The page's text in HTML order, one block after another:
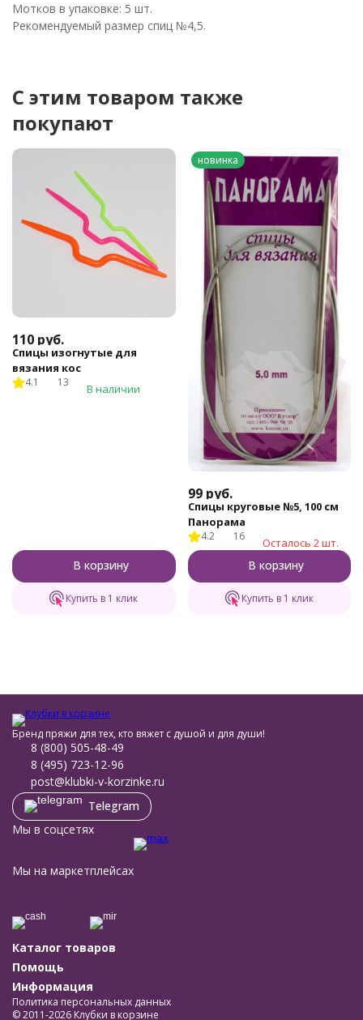
Мотков в упаковке: 5 шт.
Рекомендуемый размер спиц №4,5.
C этим товаром также
покупают
110 руб.
Спицы изогнутые для
вязания кос
4.1 13 В наличии
В корзину
Купить в 1 клик
новинка
99 руб.
Спицы круговые №5, 100 см
Панорама
4.2 16 Осталось 2 шт.
В корзину
Купить в 1 клик
Бренд пряжи для тех, кто вяжет с душой и для души!
8 (800) 505-48-49
8 (495) 723-12-96
post@klubki-v-korzinke.ru
Telegram
Мы в соцсетях
Мы на маркетплейсах
Каталог товаров
Помощь
Информация
Политика персональных данных
© 2011-2026 Клубки в корзине